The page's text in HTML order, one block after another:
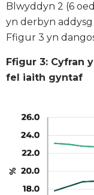
Blwyddyn 2 (6
yn derbyn addysg
Ffigur 3 yn
Ffigur 3: Cyfran
fel iaith gyntaf